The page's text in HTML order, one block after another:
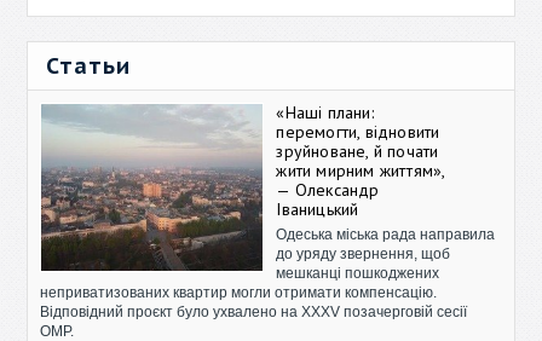
Статьи
«Наші плани:
перемогти, відновити
зруйноване, й почати
жити мирним життям»,
— Олександр
Іваницький
Одеська міська рада направила
до уряду звернення, щоб
мешканці пошкоджених
неприватизованих квартир могли отримати компенсацію.
Відповідний проєкт було ухвалено на XXXV позачерговій сесії
ОМР.